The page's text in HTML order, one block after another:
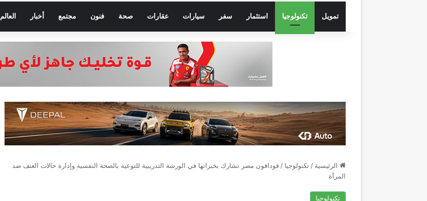
تمويل تكنولوجيا استثمار سفر سيارات عقارات صحة فنون مجتمع أخبار العالم
الرئيسية / تكنولوجيا / فودافون مصر تشارك بخبراتها في الورشة التدريبية للتوعية بالصحة النفسية وإدارة حالات العنف ضد
المرأة
تكنولوجيا